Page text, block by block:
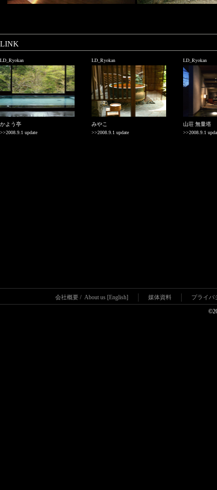
LINK
LD_Ryokan
かよう亭
>>2008.9.1 update
LD_Ryokan
みやこ
>>2008.9.1 update
LD_Ryokan
山荘 無量塔
>>2008.9.1
会社概要 / About us [English] 媒体資料 プライバ